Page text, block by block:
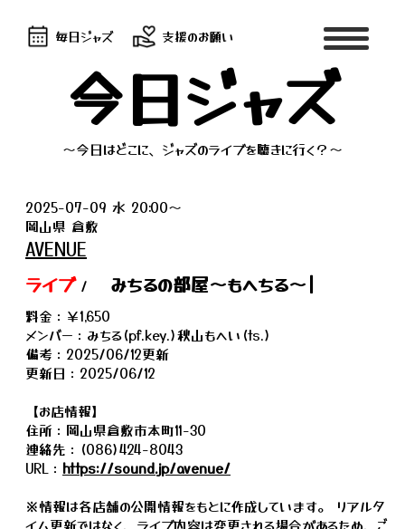
毎日ジャズ 支援のお願い
今日ジャズ
～今日はどこに、ジャズのライブを聴きに行く？～
2025-07-09 水 20:00〜
岡山県 倉敷
AVENUE
ライブ/ みちるの部屋〜もへちる〜|
料金：￥1,650
メンバー：みちる(pf.key.)秋山もへい(ts.)
備考：2025/06/12更新
更新日：2025/06/12
【お店情報】
住所：岡山県倉敷市本町11-30
連絡先：(086)424-8043
URL： https://sound.jp/avenue/
※情報は各店舗の公開情報をもとに作成しています。 リアルタ
イム更新ではなく、ライブ内容は変更される場合があるため、ご